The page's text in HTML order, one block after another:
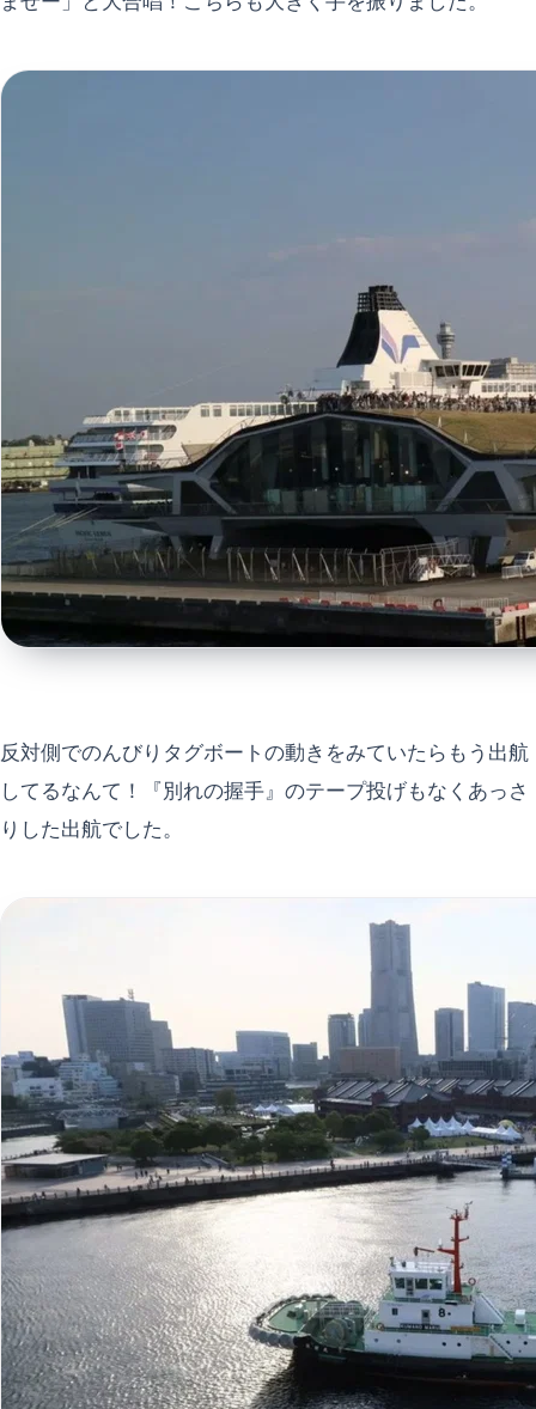
反対側でのんびりタグボートの動きをみていたらもう出航
してるなんて！『別れの握手』のテープ投げもなくあっさ
りした出航でした。